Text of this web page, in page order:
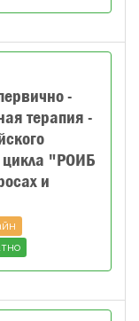
-
терапия -
цикла "РОИБ
и